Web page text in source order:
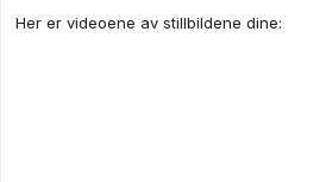
Her er videoene av stillbildene dine: